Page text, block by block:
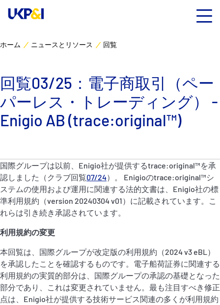
P&I Emergency Contacts
Fixed P&I Emergency Contacts
People
加入船検索
リスクマネジメント
Industry Expertise
UK P&I クラブについて
コンタクト
ホーム ニュースとリソース 回覧
回覧03/25：電子商取引（ペー
パーレス・トレーディング） -
Enigio AB (trace:original™)
国際グループは以前、Enigio社が提供するtrace:original™を承
認しました（クラブ回覧07/24）。 Enigioのtrace:original™シ
ステムの使用および運用に関連する法的文書は、Enigio社の標
準利用規約（version 20240304 v01）に記載されています。こ
れらは引き続き承認されています。
利用規約の変更
本回覧は、国際グループが改定版の利用規約（2024 v3 eBL）
を承認したことを確認するものです。電子船荷証券に関連する
利用規約の実質的部分は、国際グループの承認の基礎となった
部分であり、これは変更されていません。最も注目すべき修正
点は、Enigio社が提供する技術サービス関連の多くが利用規約